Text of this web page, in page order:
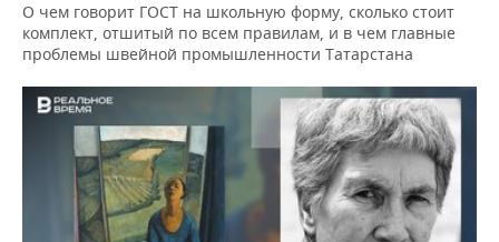
О чем говорит ГОСТ на школьную форму, сколько стоит
комплект, отшитый по всем правилам, и в чем главные
проблемы швейной промышленности Татарстана